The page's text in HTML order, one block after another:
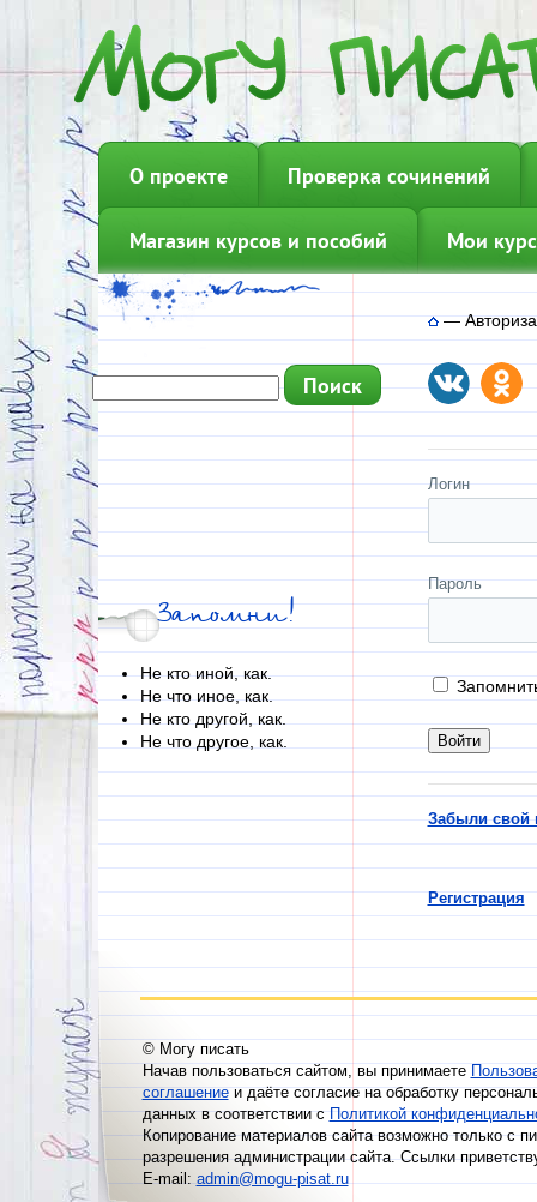
О проекте Проверка сочинений
Магазин курсов и пособий Мои
Запомни!
Не кто иной, как.
Не что иное, как.
Не кто другой, как.
Не что другое, как.
—
Логин
Пароль
Забыли свой
Регистрация
© Могу писать
Начав пользоваться сайтом, вы принимаете
соглашениеи даёте согласие на обработку
данных в соответствии сПолитикой
Копирование материалов сайта возможно только с
разрешения администрации сайта. Ссылки
E-mail:admin@mogu-pisat.ru